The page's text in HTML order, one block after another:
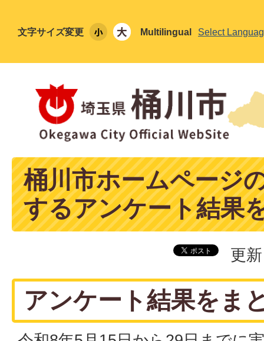
文字サイズ変更 Multilingual Select
桶川市ホームページ
するアンケート結果
更
アンケート結果をま